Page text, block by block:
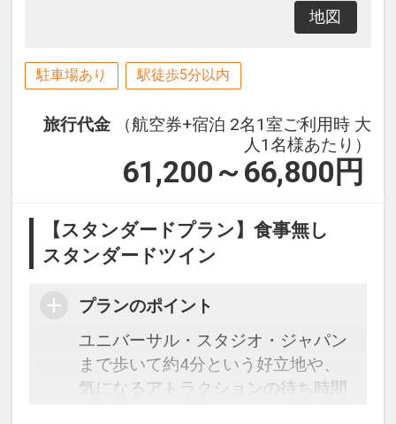
地図
駐車場あり 駅徒歩5分以内
旅行代金
（航空券+宿泊 2名1室ご利用時 大
人1名様あたり）
61,200～66,800 円
【スタンダードプラン】食事無し
スタンダードツイン
プランのポイント
ユニバーサル・スタジオ・ジャパン
まで歩いて約4分という好立地や、
気になるアトラクションの待ち時間